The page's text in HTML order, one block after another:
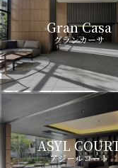
Gran Casa
グランカーサ
ASYL
アジールコート